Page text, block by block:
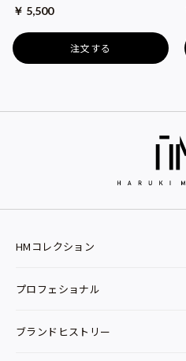
￥ 5,500
注文する
HMコレクション
プロフェショナル
ブランドヒストリー